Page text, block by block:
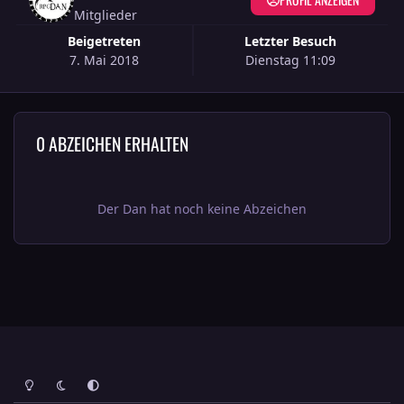
Mitglieder
Beigetreten
7. Mai 2018
Letzter Besuch
Dienstag 11:09
0 ABZEICHEN ERHALTEN
Der Dan hat noch keine Abzeichen
Heller ModusDunkler ModusSystemeinstellung